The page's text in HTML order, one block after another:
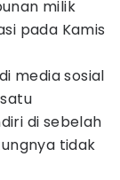
milik
pada Kamis
media sosial
di sebelah
tidak